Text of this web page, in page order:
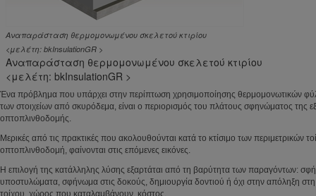
Αναπαράσταση θερμομονωμένου σκελετού κτιρίου
<μελέτη: bkΙnsulationGR >
Αναπαράσταση θερμομονωμένου σκελετού κτιρίου
<μελέτη: bkΙnsulationGR >
Ένα πρόβλημα που υπάρχει στην περίπτωση χρησιμοποίησης θερμομονωτικών
των στοιχείων από σκυρόδεμα, είναι ο περιορισμός του πλάτους σφηνώματος της
οπτοπλινθοδομής.
Μερικές από τις πρακτικές που ακολουθούνται κατά το κτίσιμο των περιμετρικών
οπτοπλινθοδομή, φαίνονται στις επόμενες εικόνες.
Η επιλογή της κατάλληλης λύσης εξαρτάται από τη βαρύτητα των παραγόντων:
υποστυλώματα, σφήνωμα στις δοκούς, δημιουργία δοντιού ή όχι στην απόληξη